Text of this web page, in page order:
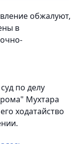
обжалуют,
в
по делу
Мухтара
его ходатайство